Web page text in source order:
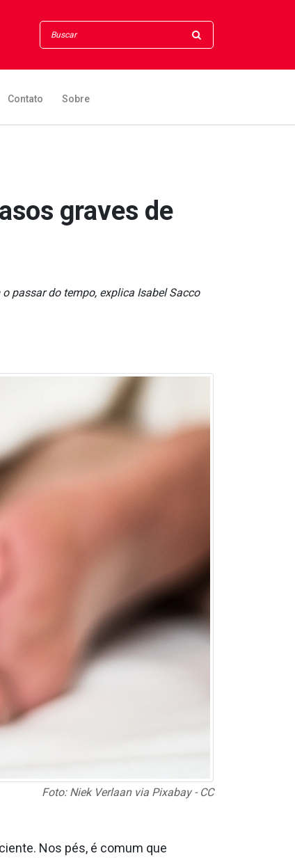
Contato Sobre
graves de
passar do tempo, explica Isabel Sacco
Foto: Niek Verlaan via Pixabay - CC
Nos pés, é comum que